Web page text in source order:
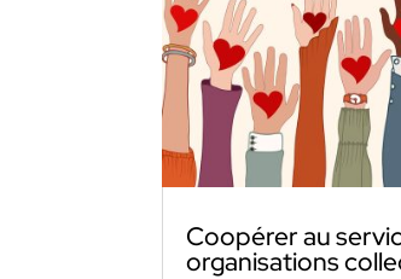
Coopérer au
organisations